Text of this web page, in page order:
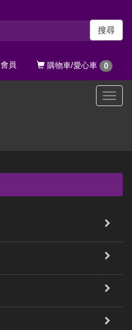
搜尋
購物車/愛心車 0
會員
選